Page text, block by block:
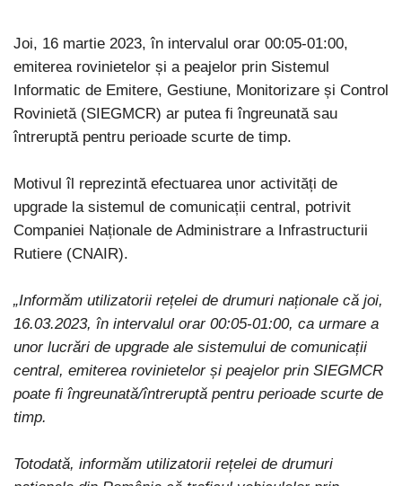
Joi, 16 martie 2023, în intervalul orar 00:05-01:00,
emiterea rovinietelor și a peajelor prin Sistemul
Informatic de Emitere, Gestiune, Monitorizare și Control
Rovinietă (SIEGMCR) ar putea fi îngreunată sau
întreruptă pentru perioade scurte de timp.
Motivul îl reprezintă efectuarea unor activități de
upgrade la sistemul de comunicații central, potrivit
Companiei Naționale de Administrare a Infrastructurii
Rutiere (CNAIR).
„Informăm utilizatorii rețelei de drumuri naționale că joi,
16.03.2023, în intervalul orar 00:05-01:00, ca urmare a
unor lucrări de upgrade ale sistemului de comunicații
central, emiterea rovinietelor și peajelor prin SIEGMCR
poate fi îngreunată/întreruptă pentru perioade scurte de
timp.
Totodată, informăm utilizatorii rețelei de drumuri